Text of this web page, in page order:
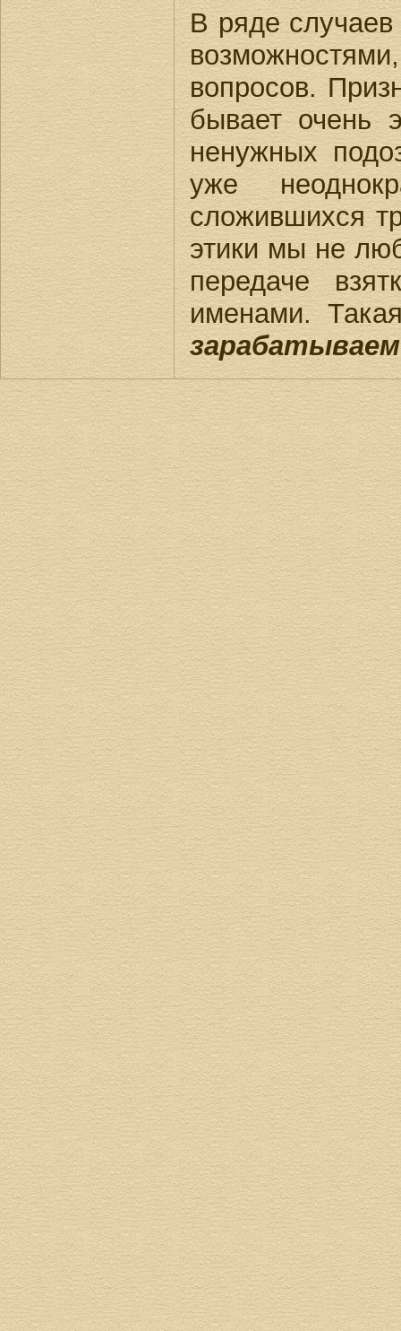
В ряде
вопросов.
бывает очень
ненужных
уже
сложившихся
этики мы не
передаче
именами.
зарабатываем